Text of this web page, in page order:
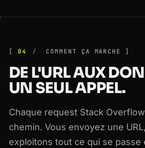
04 COMMENT ÇA MARCHE
DE L'URL AUX
UN SEUL APPEL.
Chaque request Stack
chemin. Vous envoyez une
exploitons tout ce qui se passe